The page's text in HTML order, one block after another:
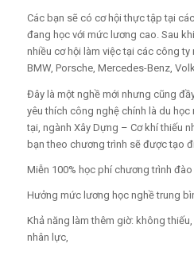
Các bạn sẽ có cơ hội thực tập tại
đang học với mức lương cao. Sau
nhiều cơ hội làm việc tại các công
BMW, Porsche, Mercedes-Benz,
Đây là một nghề mới nhưng cũng
yêu thích công nghệ chính là du học
tại, ngành Xây Dựng – Cơ khí thiếu
bạn theo chương trình sẽ được tạo
Miễn 100% học phí chương trình
Hưởng mức lương học nghề trung
Khả năng làm thêm giờ: không
nhân lực,